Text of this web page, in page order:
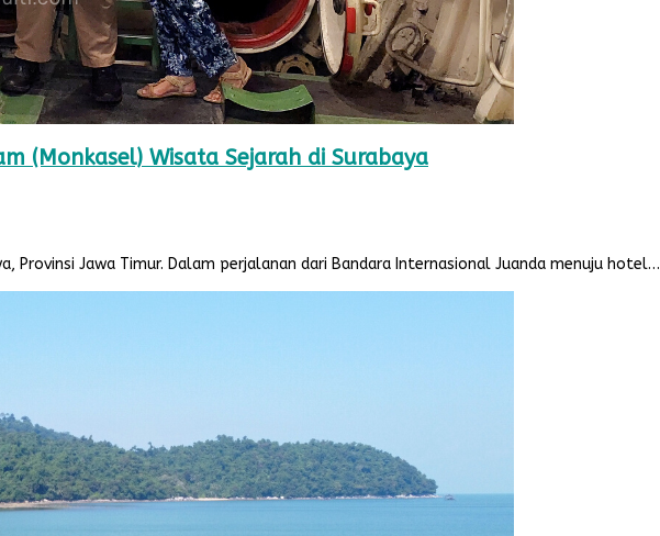
(Monkasel) Wisata Sejarah di Surabaya
Provinsi Jawa Timur. Dalam perjalanan dari Bandara Internasional Juanda menuju hotel…